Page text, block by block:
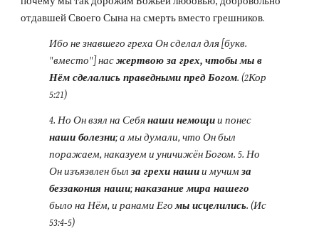
отдавшей Своего Сына на смерть вместо грешников.
Ибо не знавшего греха Он сделал для [букв.
"вместо"] нас жертвою за грех, чтобы мы в
Нём сделались праведными пред Богом. (2Кор
5:21)
4. Но Он взял на Себя наши немощи
наши болезни; а мы думали, что Он был
поражаем, наказуем и уничижён Богом. 5. Но
Он изъязвлен был за грехи наши и мучим за
беззакония наши; наказание мира нашего
было на Нём, и ранами Его мы исцелились. (Ис
53:4-5)